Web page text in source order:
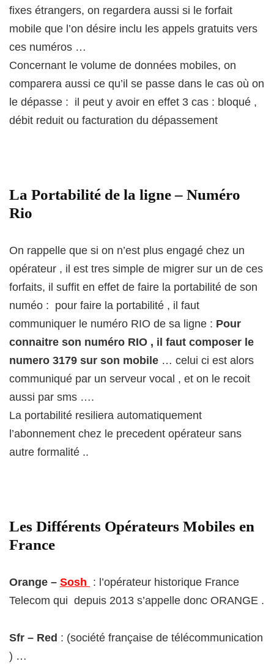
fixes étrangers, on regardera aussi si le forfait
mobile que l’on désire inclu les appels gratuits vers
ces numéros …
Concernant le volume de données mobiles, on
comparera aussi ce qu’il se passe dans le cas où on
le dépasse : il peut y avoir en effet 3 cas : bloqué ,
débit reduit ou facturation du dépassement
La Portabilité de la ligne – Numéro
Rio
On rappelle que si on n’est plus engagé chez un
opérateur , il est tres simple de migrer sur un de ces
forfaits, il suffit en effet de faire la portabilité de son
numéo : pour faire la portabilité , il faut
communiquer le numéro RIO de sa ligne : Pour
connaitre son numéro RIO , il faut composer le
numero 3179 sur son mobile … celui ci est alors
communiqué par un serveur vocal , et on le recoit
aussi par sms ….
La portabilité resiliera automatiquement
l’abonnement chez le precedent opérateur sans
autre formalité ..
Les Différents Opérateurs Mobiles en
France
Orange – Sosh : l’opérateur historique France
Telecom qui depuis 2013 s’appelle donc ORANGE .
Sfr – Red : (société française de télécommunication
) …